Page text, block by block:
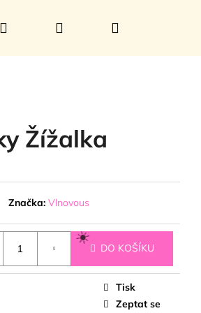
Hledat PřihlášeníNákupní
Žížalka
Značka: Vlnovous
DO KOŠÍKU
Tisk
Zeptat se